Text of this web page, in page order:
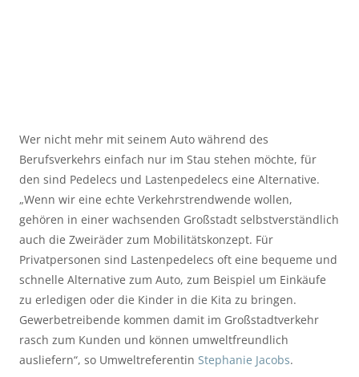
Wer nicht mehr mit seinem Auto während des
Berufsverkehrs einfach nur im Stau stehen möchte, für
den sind Pedelecs und Lastenpedelecs eine Alternative.
„Wenn wir eine echte Verkehrstrendwende wollen,
gehören in einer wachsenden Großstadt selbstverständlich
auch die Zweiräder zum Mobilitätskonzept. Für
Privatpersonen sind Lastenpedelecs oft eine bequeme und
schnelle Alternative zum Auto, zum Beispiel um Einkäufe
zu erledigen oder die Kinder in die Kita zu bringen.
Gewerbetreibende kommen damit im Großstadtverkehr
rasch zum Kunden und können umweltfreundlich
ausliefern“, so Umweltreferentin Stephanie Jacobs.